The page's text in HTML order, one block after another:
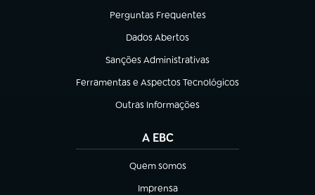
Perguntas Frequentes
(abre em nova aba)
Dados Abertos
(abre em nova aba)
Sanções Administrativas
(abre em nova aba)
Ferramentas e Aspectos Tecnológicos
(abre em nova aba)
Outras Informações
(abre em nova aba)
A EBC
Quem somos
(abre em nova aba)
Imprensa